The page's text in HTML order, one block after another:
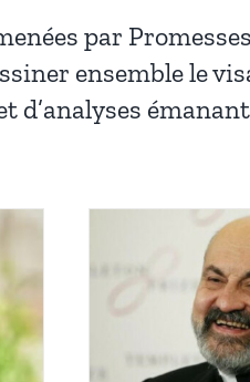
par
ensemble le
d’analyses